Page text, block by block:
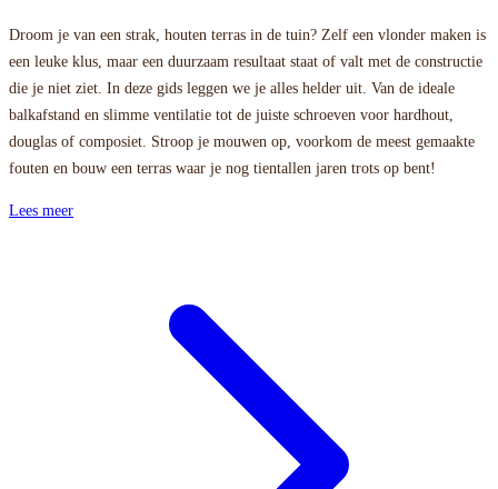
Droom je van een strak, houten terras in de tuin? Zelf een vlonder maken is
een leuke klus, maar een duurzaam resultaat staat of valt met de constructie
die je niet ziet. In deze gids leggen we je alles helder uit. Van de ideale
balkafstand en slimme ventilatie tot de juiste schroeven voor hardhout,
douglas of composiet. Stroop je mouwen op, voorkom de meest gemaakte
fouten en bouw een terras waar je nog tientallen jaren trots op bent!
Lees meer